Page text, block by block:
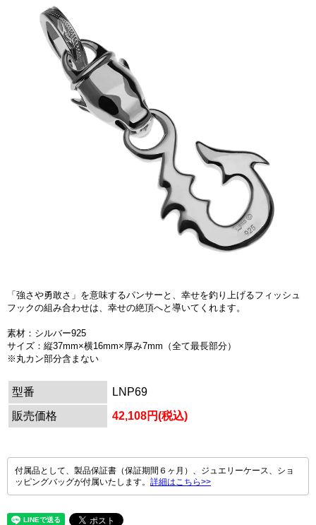
「強さや勇敢さ」を意味するパンサーと、幸せを釣り上げるフィッシュ
フックの組み合わせは、幸せの絶頂へと導いてくれます。
素材：シルバー925
サイズ：縦37mm×横16mm×厚み7mm（全て最長部分）
※丸カン部分含まない
型番
LNP69
販売価格
42,108円(税込)
付属品として、製品保証書（保証期間６ヶ月）、ジュエリーケース、ショ
ッピングバッグが付属いたします。 詳細はこちら>>